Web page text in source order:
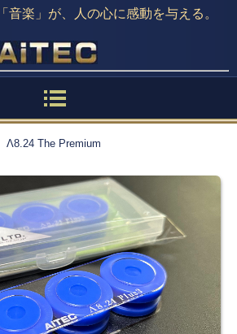
音楽」が、人の心に感動を与える。
Λ8.24 The Premium